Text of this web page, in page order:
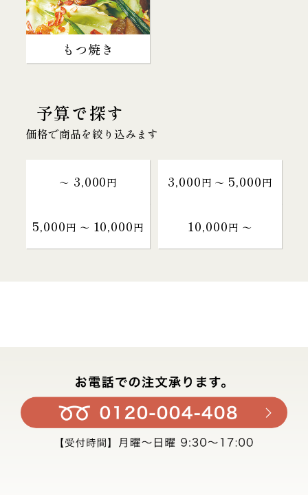
もつ焼き
予算で探す
価格で商品を絞り込みます
～ 3,000円 3,000円 〜 5,000円
5,000円 〜 10,000円 10,000円 〜